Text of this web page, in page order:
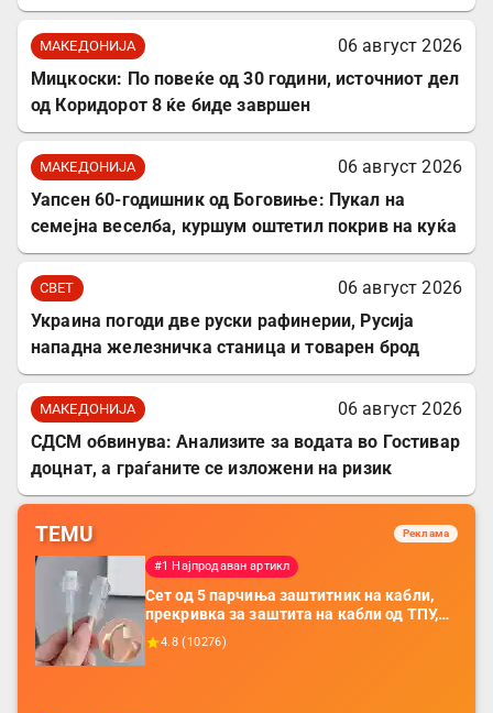
МАКЕДОНИЈА
06 август 2026
Мицкоски: По повеќе од 30 години, источниот дел
од Коридорот 8 ќе биде завршен
МАКЕДОНИЈА
06 август 2026
Уапсен 60-годишник од Боговиње: Пукал на
семејна веселба, куршум оштетил покрив на куќа
СВЕТ
06 август 2026
Украина погоди две руски рафинерии, Русија
нападна железничка станица и товарен брод
МАКЕДОНИЈА
06 август 2026
СДСМ обвинува: Анализите за водата во Гостивар
доцнат, а граѓаните се изложени на ризик
TEMU Реклама
#1 Најпродаван артикл
Сет од 5 парчиња заштитник на кабли,
прекривка за заштита на кабли од ТПУ,
додатоци за заштита на кабли, без
батерија, за мобилни телефони, комплет
4.8 (10276)